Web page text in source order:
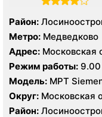
Район:
Метро: Медведково
Адрес: Московская
ул., 7
Режим работы:
Модель: МРТ
Siemens SOMATOM
Ultrasound HD9
Округ: Московская
Район: